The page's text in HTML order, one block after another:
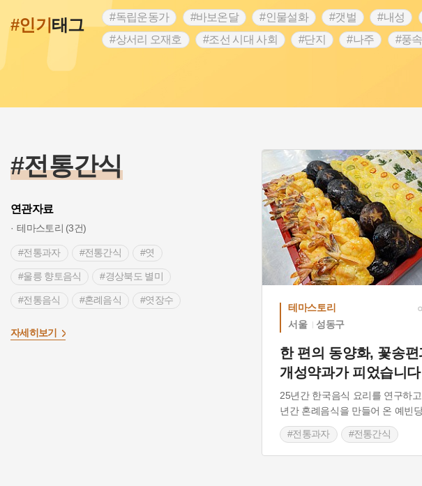
#인기태그 #독립운동가 #바보온달 #인물설화 #갯벌 #내성
#상서리 오재호
#조선 시대 사회 #단지 #나주 #풍속
#여성독립운동가
#조선시대 문신 #3.1운동 #애민
#산성 #동화 #생활용품 #
#전통간식
연관자료
테마스토리 (3건)
#전통과자 #전통간식 #엿
#울릉 향토음식 #경상북도 별미
#전통음식 #혼례음식 #엿장수
자세히보기
테마스토리
서울
성동구
한 편의 동양화, 꽃송편
개성약과가 피었습니다
25년간 한국음식 요리를 연구하
년간 혼례음식을 만들어 온 예빈
#전통과자 #전통간식
#전통음식 #혼례음식